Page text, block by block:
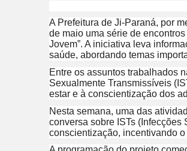
A Prefeitura de Ji-Paraná, por
de maio uma série de
Jovem”. A iniciativa leva
saúde, abordando temas
Entre os assuntos trabalhados
Sexualmente Transmissíveis
estar e à conscientização dos
Nesta semana, uma das
conversa sobre ISTs
conscientização, incentivando